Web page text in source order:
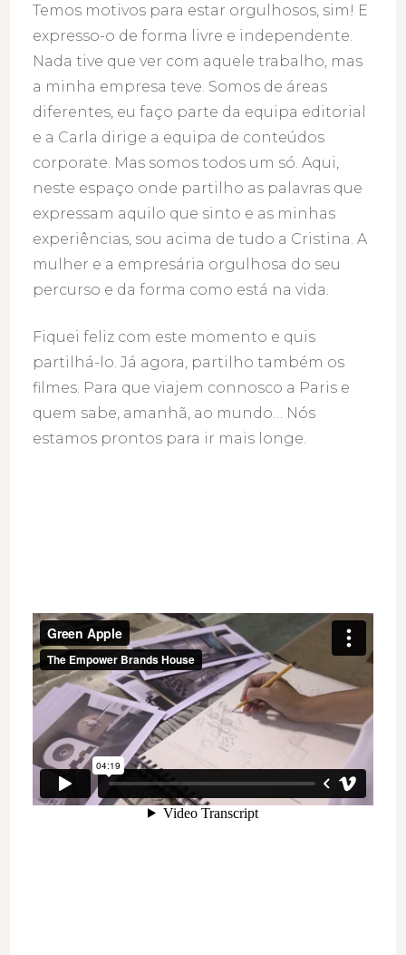
Temos motivos para estar orgulhosos, sim! E
expresso-o de forma livre e independente.
Nada tive que ver com aquele trabalho, mas
a minha empresa teve. Somos de áreas
diferentes, eu faço parte da equipa editorial
e a Carla dirige a equipa de conteúdos
corporate. Mas somos todos um só. Aqui,
neste espaço onde partilho as palavras que
expressam aquilo que sinto e as minhas
experiências, sou acima de tudo a Cristina. A
mulher e a empresária orgulhosa do seu
percurso e da forma como está na vida.
Fiquei feliz com este momento e quis
partilhá-lo. Já agora, partilho também os
filmes. Para que viajem connosco a Paris e
quem sabe, amanhã, ao mundo… Nós
estamos prontos para ir mais longe.